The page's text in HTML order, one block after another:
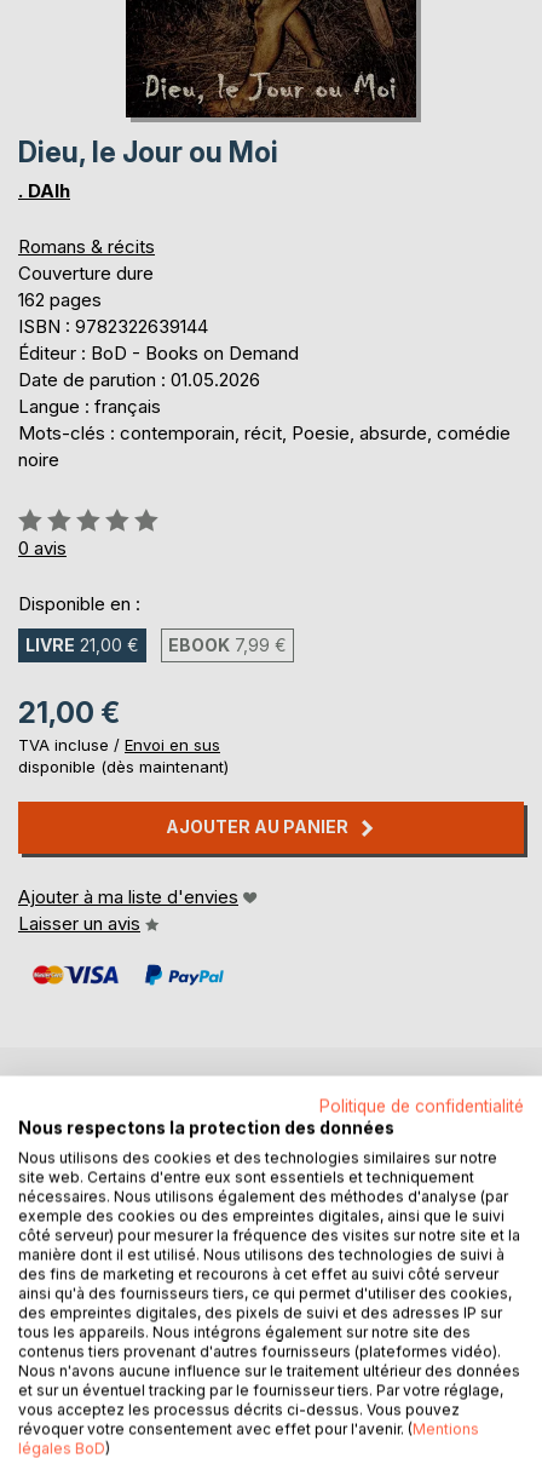
Dieu, le Jour ou Moi
. DAlh
Romans & récits
Couverture dure
162 pages
ISBN : 9782322639144
Éditeur : BoD - Books on Demand
Date de parution : 01.05.2026
Langue : français
Mots-clés : contemporain, récit, Poesie, absurde, comédie
noire
Évaluation:
0%
0 avis
Disponible en :
LIVRE 21,00 € EBOOK 7,99 €
21,00 €
TVA incluse / Envoi en sus
disponible (dès maintenant)
AJOUTER AU PANIER
Ajouter à ma liste d'envies
Laisser un avis
Portée par une écriture répétitive, précise, incantatoire et
désabusée, l'intrigue nous précipite dans une quête intime
et obsessionnelle.
Persuadé d'être l'héritier d'une "tâche" vertigineuse, le
narrateur part à la recherche d'un mystérieux "Mandaté",
parcourant des paysages abstraits aux reflets de son
propre délitement intérieur.
En proie à son Idée, il s'enfonce et s'abîme dans un
labyrinthe de certitudes fragiles et d'illusions grandioses :
est-il le gardien d'une vérité sacrée ou la victime de sa
propre psyché ?
Politique de confidentialité
Nous respectons la protection des données
Nous utilisons des cookies et des technologies similaires sur notre
site web. Certains d'entre eux sont essentiels et techniquement
nécessaires. Nous utilisons également des méthodes d'analyse (par
exemple des cookies ou des empreintes digitales, ainsi que le suivi
côté serveur) pour mesurer la fréquence des visites sur notre site et la
manière dont il est utilisé. Nous utilisons des technologies de suivi à
des fins de marketing et recourons à cet effet au suivi côté serveur
ainsi qu'à des fournisseurs tiers, ce qui permet d'utiliser des cookies,
des empreintes digitales, des pixels de suivi et des adresses IP sur
tous les appareils. Nous intégrons également sur notre site des
contenus tiers provenant d'autres fournisseurs (plateformes vidéo).
Nous n'avons aucune influence sur le traitement ultérieur des données
et sur un éventuel tracking par le fournisseur tiers. Par votre réglage,
vous acceptez les processus décrits ci-dessus. Vous pouvez
révoquer votre consentement avec effet pour l'avenir. (Mentions
légales BoD)